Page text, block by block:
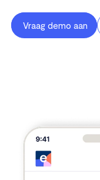
Vraag demo aan